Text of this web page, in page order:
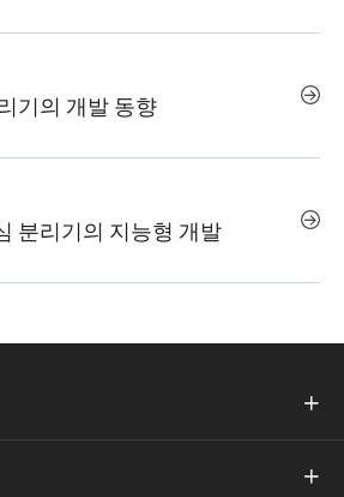
기의 개발 동향 
분리기의 지능형 개발 

